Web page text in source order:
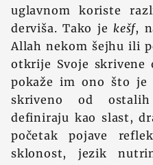
uglavnom koriste
derviša. Tako je kešf,
Allah nekom šejhu ili
otkrije Svoje skrivene
pokaže im ono što je
skriveno od
definiraju kao slast,
početak pojave
sklonost, jezik